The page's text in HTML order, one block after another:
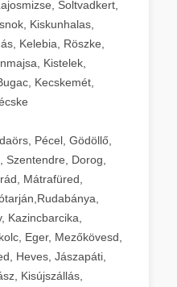
Soltvadkert,
Kiskunhalas,
Kelebia, Röszke,
Kistelek,
Kecskemét,
Pécel, Gödöllő,
Szentendre, Dorog,
Mátrafüred,
Kazincbarcika,
Eger, Mezőkövesd,
Heves, Jászapáti,
Kisújszállás,